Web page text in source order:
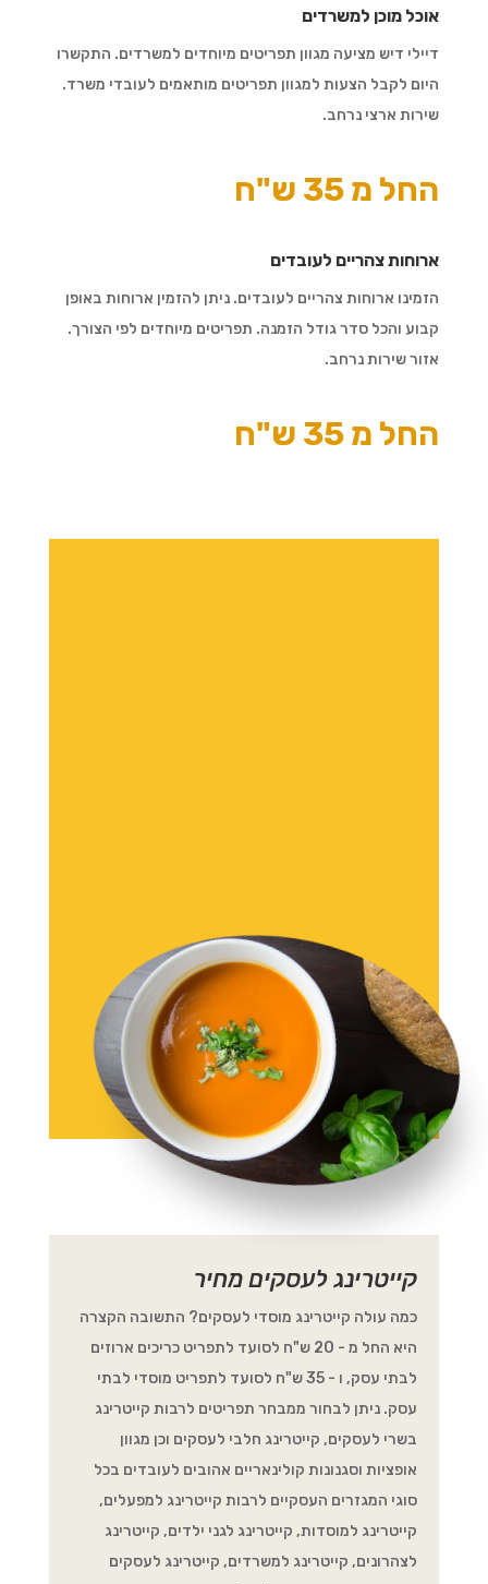
אוכל מוכן למשרדים
דיילי דיש מציעה מגוון תפריטים מיוחדים למשרדים. התקשרו
היום לקבל הצעות למגוון תפריטים מותאמים לעובדי משרד.
שירות ארצי נרחב.
החל מ 35 ש"ח
ארוחות צהריים לעובדים
הזמינו ארוחות צהריים לעובדים. ניתן להזמין ארוחות באופן
קבוע והכל סדר גודל הזמנה. תפריטים מיוחדים לפי הצורך.
אזור שירות נרחב.
החל מ 35 ש"ח
קייטרינג לעסקים מחיר
כמה עולה קייטרינג מוסדי לעסקים? התשובה הקצרה
היא החל מ - 20 ש"ח לסועד לתפריט כריכים ארוזים
לבתי עסק, ו - 35 ש"ח לסועד לתפריט מוסדי לבתי
עסק. ניתן לבחור ממבחר תפריטים לרבות קייטרינג
בשרי לעסקים, קייטרינג חלבי לעסקים וכן מגוון
אופציות וסגנונות קולינאריים אהובים לעובדים בכל
סוגי המגזרים העסקיים לרבות קייטרינג למפעלים,
קייטרינג למוסדות, קייטרינג לגני ילדים, קייטרינג
לצהרונים, קייטרינג למשרדים, קייטרינג לעסקים